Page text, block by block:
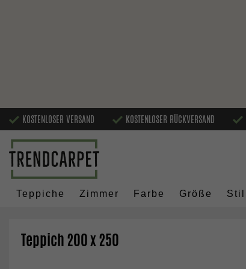
KOSTENLOSER VERSAND KOSTENLOSER RÜCKVERSAND
Teppiche Zimmer Farbe Größe Stil
Teppich 200 x 250